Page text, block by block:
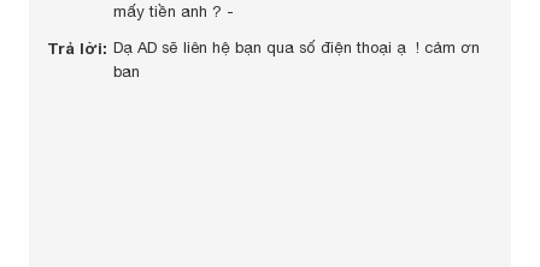
mấy tiền anh ? -
Trả lời: Dạ AD sẽ liên hệ bạn qua số điện thoại ạ ! cảm ơn
ban